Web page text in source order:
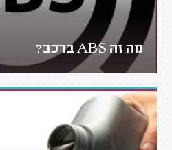
מה זה ABS ברכב?